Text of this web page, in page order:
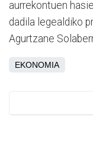
aurrekontuen
dadila legealdiko
Agurtzane
EKONOMIA